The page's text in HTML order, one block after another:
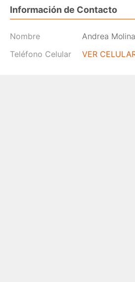
Información de Contacto
Nombre
Andrea Molina
Teléfono Celular
VER